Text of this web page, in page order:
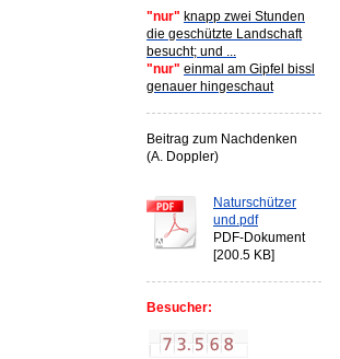
"nur" knapp zwei Stunden
die geschützte Landschaft
besucht; und ...
"nur" einmal am Gipfel bissl
genauer hingeschaut
Beitrag zum Nachdenken
(A. Doppler)
Naturschützer
und.pdf
PDF-Dokument
[200.5 KB]
Besucher: